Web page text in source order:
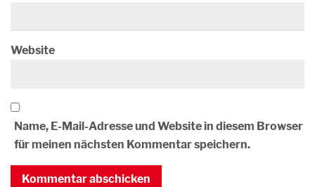
Website
Name, E-Mail-Adresse und Website in diesem Browser
für meinen nächsten Kommentar speichern.